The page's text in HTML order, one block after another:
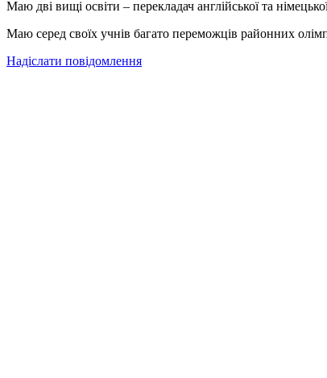
Маю дві вищі освіти – перекладач англійської та
Маю серед своїх учнів багато переможців районних
Надіслати повідомлення